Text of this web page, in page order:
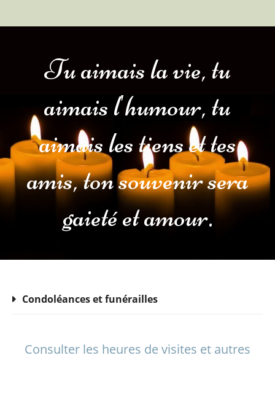
Tu aimais la vie, tu
aimais l'humour, tu
aimais les tiens et tes
amis, ton souvenir sera
gaieté et amour.
Condoléances et funérailles
Consulter les heures de visites et autres